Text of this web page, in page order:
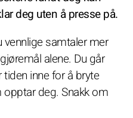
deg uten å presse på.
samtaler mer
alene. Du går
inne for å bryte
deg. Snakk om